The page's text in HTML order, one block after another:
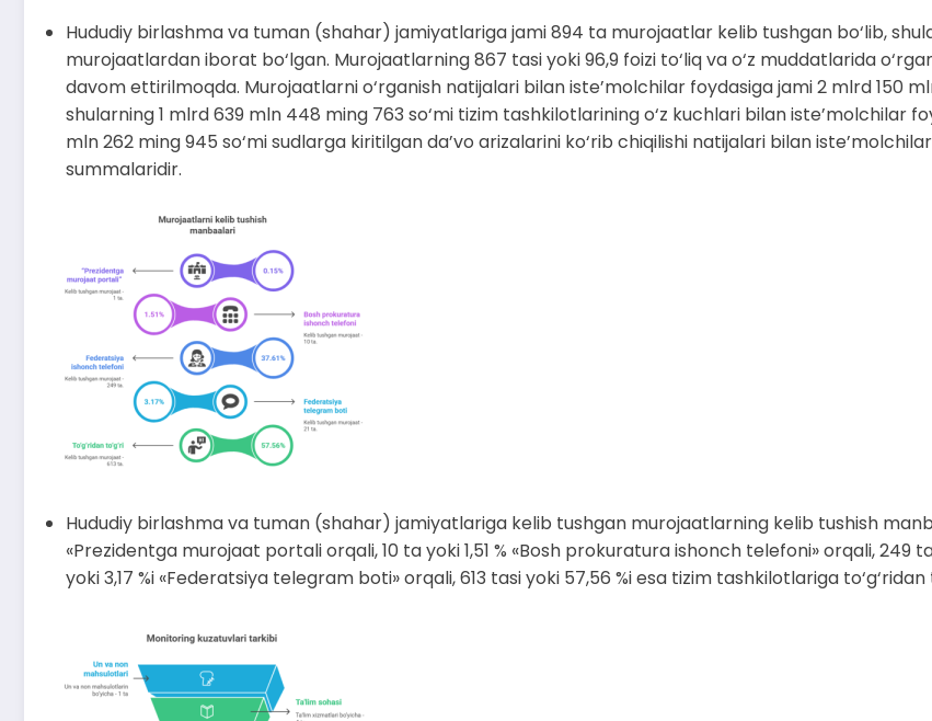
Hududiy birlashma va tuman (shahar) jamiyatlariga jami 894 ta murojaatlar kelib tushgan bo‘lib,
murojaatlardan iborat bo‘lgan. Murojaatlarning 867 tasi yoki 96,9 foizi to‘liq va o‘z muddatlarida
davom ettirilmoqda. Murojaatlarni o‘rganish natijalari bilan iste’molchilar foydasiga jami 2 mlrd 150
shularning 1 mlrd 639 mln 448 ming 763 so‘mi tizim tashkilotlarining o‘z kuchlari bilan iste’molchilar
mln 262 ming 945 so‘mi sudlarga kiritilgan da’vo arizalarini ko‘rib chiqilishi natijalari bilan
summalaridir.
Hududiy birlashma va tuman (shahar) jamiyatlariga kelib tushgan murojaatlarning kelib tushish
«Prezidentga murojaat portali orqali, 10 ta yoki 1,51 % «Bosh prokuratura ishonch telefoni» orqali, 249
yoki 3,17 %i «Federatsiya telegram boti» orqali, 613 tasi yoki 57,56 %i esa tizim tashkilotlariga